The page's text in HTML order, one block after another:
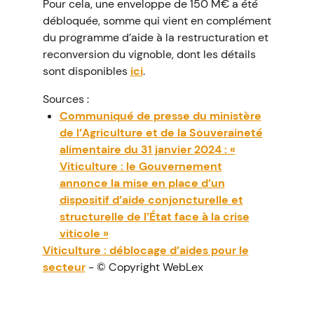
Pour cela, une enveloppe de 150 M€ a été
débloquée, somme qui vient en complément
du programme d’aide à la restructuration et
reconversion du vignoble, dont les détails
sont disponibles ici.
Sources :
Communiqué de presse du ministère
de l’Agriculture et de la Souveraineté
alimentaire du 31 janvier 2024 : «
Viticulture : le Gouvernement
annonce la mise en place d’un
dispositif d’aide conjoncturelle et
structurelle de l’État face à la crise
viticole »
Viticulture : déblocage d’aides pour le
secteur- © Copyright WebLex